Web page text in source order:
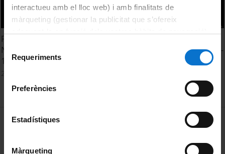
interactueu amb el lloc web) i amb finalitats de
màrqueting (gestionar la publicitat que s’ofereix
consultar laPolítica de galetes del lloc web de la
Selecció
de Requeriments
Preferències
Estadístiques
Màrqueting
Fighting Phantoms of Sertorius: A Comparative History of
Napoleon's War in Spain and Mexican-American War. 1807-
1848
MENÚ PEU 1